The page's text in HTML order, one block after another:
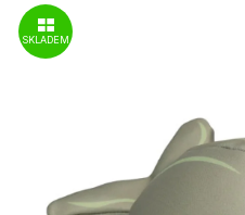
SKLADEM